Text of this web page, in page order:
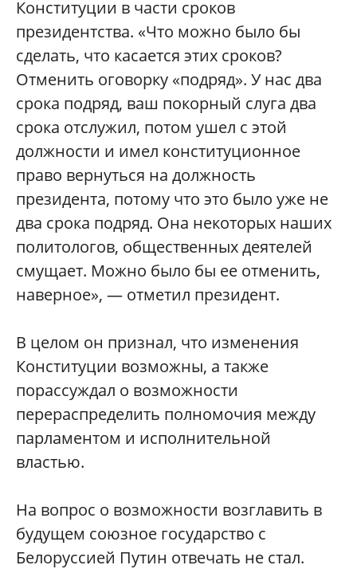
Конституции в части сроков
президентства. «Что можно было бы
сделать, что касается этих сроков?
Отменить оговорку «подряд». У нас два
срока подряд, ваш покорный слуга два
срока отслужил, потом ушел с этой
должности и имел конституционное
право вернуться на должность
президента, потому что это было уже не
два срока подряд. Она некоторых наших
политологов, общественных деятелей
смущает. Можно было бы ее отменить,
наверное», — отметил президент.
В целом он признал, что изменения
Конституции возможны, а также
порассуждал о возможности
перераспределить полномочия между
парламентом и исполнительной
властью.
На вопрос о возможности возглавить в
будущем союзное государство с
Белоруссией Путин отвечать не стал.